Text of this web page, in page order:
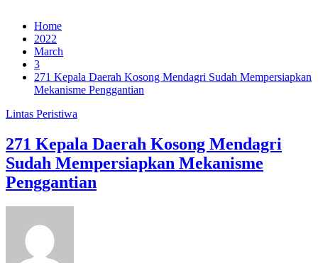
Home
2022
March
3
271 Kepala Daerah Kosong Mendagri Sudah Mempersiapkan
Mekanisme Penggantian
Lintas Peristiwa
271 Kepala Daerah Kosong Mendagri
Sudah Mempersiapkan Mekanisme
Penggantian